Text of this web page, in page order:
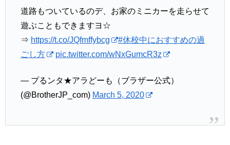
道路もついているのデ、お家のミニカーを走らせて
遊ぶこともできますヨ☆
⇒ https://t.co/JQfmffybcg
#休校中におすすめの過
ごし方
pic.twitter.com/wNxGumcR3z
— プるンタ★アラどーも（ブラザー公式）
(@BrotherJP_com) March 5, 2020